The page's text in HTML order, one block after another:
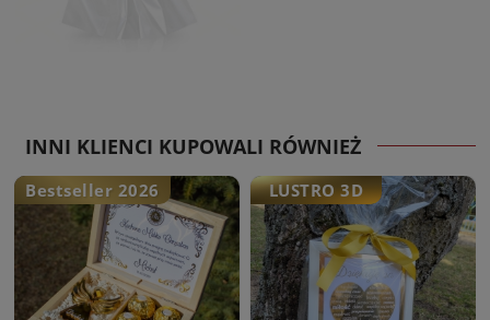
INNI KLIENCI KUPOWALI RÓWNIEŻ
Bestseller 2026 LUSTRO 3D